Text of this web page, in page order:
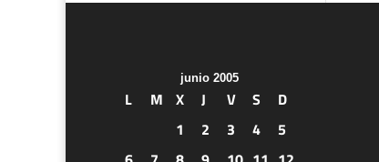
junio 2005
L M X J V S
D
1
2 3 4
5